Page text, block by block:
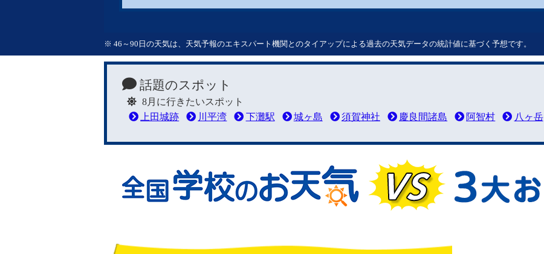
※ 46～90日の天気は、天気予報のエキスパート機関とのタイアップによる過去の天気データの統計値に基づく予想です。
話題のスポット
8月に行きたいスポット
上田城跡
川平湾 下灘駅 城ヶ島 須賀神社 慶良間諸島 阿智村 八ヶ岳